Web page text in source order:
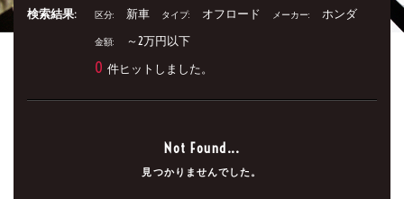
検索結果: 区分: 新車 タイプ: オフロード メーカー: ホンダ
金額: ～2万円以下
0 件ヒットしました。
Not Found...
見つかりませんでした。